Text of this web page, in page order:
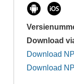
Download
Download
Download